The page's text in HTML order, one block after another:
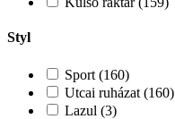
Styl
Sport (160)
Utcai ruházat (160)
Lazul (3)